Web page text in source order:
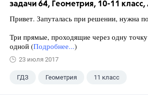
задачи 64, Геометрия, 10-11
Привет. Запуталась при решении, нужна
Три прямые, проходящие через одну
одной (Подробнее...)
23 июля 2017
ГДЗ Геометрия 11 класс